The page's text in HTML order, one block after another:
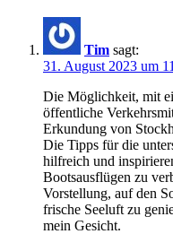
Tim sagt:
31. August 2023 um
Die Möglichkeit, mit
öffentliche
Erkundung von
Die Tipps für die
hilfreich und
Bootsausflügen zu
Vorstellung, auf den
frische Seeluft zu
mein Gesicht.